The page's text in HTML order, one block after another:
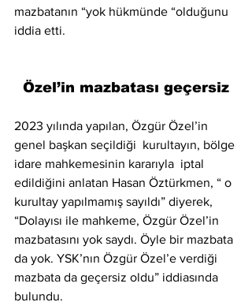
mazbatanın “yok hükmünde “olduğunu
iddia etti.
Özel’in mazbatası geçersiz
2023 yılında yapılan, Özgür Özel’in
genel başkan seçildiği  kurultayın, bölge
idare mahkemesinin kararıyla  iptal
edildiğini anlatan Hasan Öztürkmen, “ o
kurultay yapılmamış sayıldı” diyerek,
“Dolayısı ile mahkeme, Özgür Özel’in
mazbatasını yok saydı. Öyle bir mazbata
da yok. YSK’nın Özgür Özel’e verdiği
mazbata da geçersiz oldu” iddiasında
bulundu.